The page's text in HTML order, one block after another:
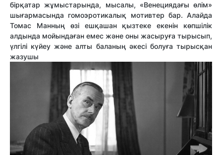
бірқатар жұмыстарында, мысалы, «Венециядағы өлім»
шығармасында гомоэротикалық мотивтер бар. Алайда
Томас Манның өзі ешқашан қызтеке екенін көпшілік
алдында мойындаған емес және оны жасыруға тырысып,
үлгілі күйеу және алты баланың әкесі болуға тырысқан
жазушы